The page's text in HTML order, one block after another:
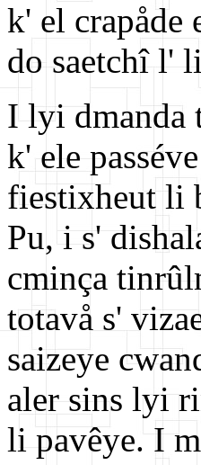
k' el crapåde
do saetchî l'
I lyi dmanda
k' ele
fiestixheut li
Pu, i s'
cminça
totavå s'
saizeye
aler sins lyi
li pavêye. I